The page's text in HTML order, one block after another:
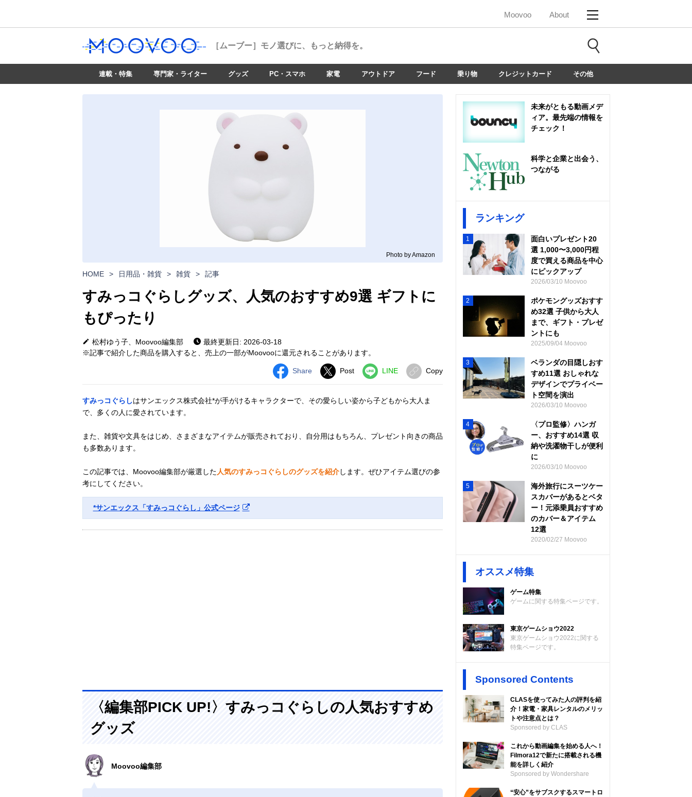
Moovoo About
［ムーブー］ モノ選びに、もっと納得を。
連載・特集 専門家・ライター グッズ PC・スマホ 家電 アウトドア フード 乗り物 クレジットカード その他
Photo by Amazon
HOME > 日用品・雑貨 > 雑貨 > 記事
すみっコぐらしグッズ、人気のおすすめ9選 ギフトに
もぴったり
松村ゆう子、Moovoo編集部
最終更新日: 2026-03-18
※記事で紹介した商品を購入すると、売上の一部がMoovooに還元されることがあります。
Share Post LINE Copy
すみっコぐらしはサンエックス株式会社*が手がけるキャラクターで、その愛らしい姿から子どもから大人ま
で、多くの人に愛されています。
また、雑貨や文具をはじめ、さまざまなアイテムが販売されており、自分用はもちろん、プレゼント向きの商品
も多数あります。
この記事では、Moovoo編集部が厳選した 人気のすみっコぐらしのグッズを紹介します。ぜひアイテム選びの参
考にしてください。
*サンエックス「すみっコぐらし」公式ページ
〈編集部PICK UP!〉すみっコぐらしの人気おすすめ
グッズ
Moovoo編集部
未来がともる動画メデ
ィア。最先端の情報を
チェック！
科学と企業と出会う、
つながる
ランキング
1
面白いプレゼント20
選 1,000〜3,000円程
度で買える商品を中心
にピックアップ
2026/03/10 Moovoo
2
ポケモングッズおすす
め32選 子供から大人
まで、ギフト・プレゼ
ントにも
2025/09/04 Moovoo
3
ベランダの目隠しおす
すめ11選 おしゃれな
デザインでプライベー
ト空間を演出
2026/03/10 Moovoo
4
〈プロ監修〉ハンガ
ー、おすすめ14選 収
納や洗濯物干しが便利
に
2026/03/10 Moovoo
5
海外旅行にスーツケー
スカバーがあるとベタ
ー！元添乗員おすすめ
のカバー＆アイテム
12選
2020/02/27 Moovoo
オススメ特集
ゲーム特集
ゲームに関する特集ページです。
東京ゲームショウ2022
東京ゲームショウ2022に関する
特集ページです。
Sponsored Contents
CLASを使ってみた人の評判を紹
介！家電・家具レンタルのメリッ
トや注意点とは？
Sponsored by CLAS
これから動画編集を始める人へ！
Filmora12で新たに搭載される機
能を詳しく紹介
Sponsored by Wondershare
“安心”をサブスクするスマートロ